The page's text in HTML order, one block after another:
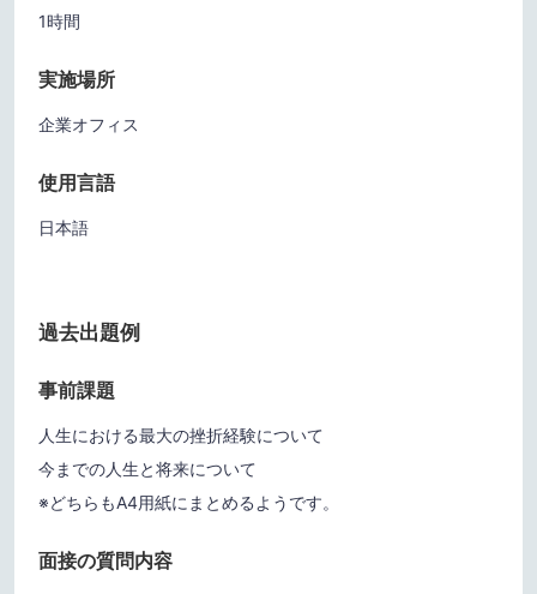
1時間
実施場所
企業オフィス
使用言語
日本語
過去出題例
事前課題
人生における最大の挫折経験について
今までの人生と将来について
※どちらもA4用紙にまとめるようです。
面接の質問内容